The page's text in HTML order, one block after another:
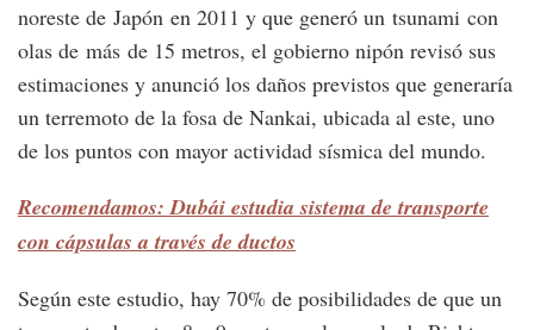
noreste de Japón en 2011 y que generó un tsunami con
olas de más de 15 metros, el gobierno nipón revisó sus
estimaciones y anunció los daños previstos que generaría
un terremoto de la fosa de Nankai, ubicada al este, uno
de los puntos con mayor actividad sísmica del mundo.
Recomendamos: Dubái estudia sistema de transporte
con cápsulas a través de ductos
Según este estudio, hay 70% de posibilidades de que un